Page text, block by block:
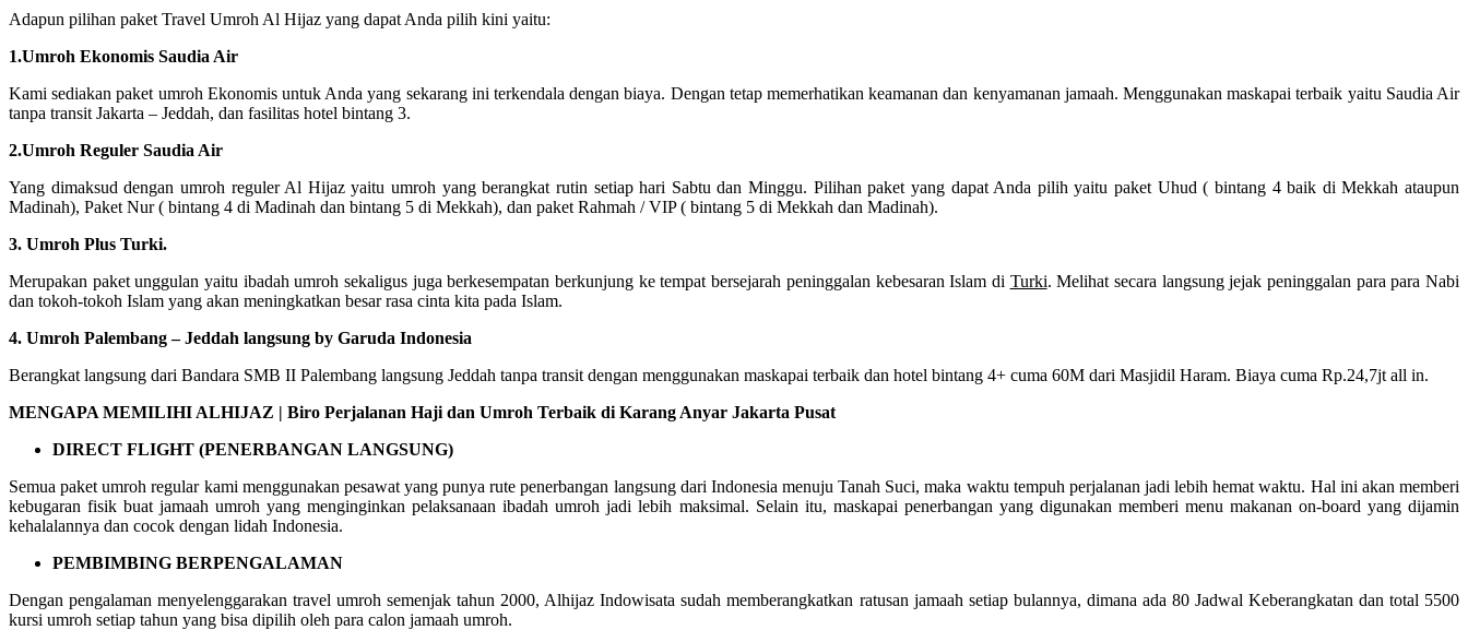
Adapun pilihan paket Travel Umroh Al Hijaz yang dapat Anda pilih kini yaitu:
1.Umroh Ekonomis Saudia Air
Kami sediakan paket umroh Ekonomis untuk Anda yang sekarang ini terkendala dengan biaya. Dengan tetap memerhatikan keamanan dan kenyamanan jamaah. Menggunakan maskapai terbaik yaitu Saudia Air
tanpa transit Jakarta – Jeddah, dan fasilitas hotel bintang 3.
2.Umroh Reguler Saudia Air
Yang dimaksud dengan umroh reguler Al Hijaz yaitu umroh yang berangkat rutin setiap hari Sabtu dan Minggu. Pilihan paket yang dapat Anda pilih yaitu paket Uhud ( bintang 4 baik di Mekkah ataupun
Madinah), Paket Nur ( bintang 4 di Madinah dan bintang 5 di Mekkah), dan paket Rahmah / VIP ( bintang 5 di Mekkah dan Madinah).
3. Umroh Plus Turki.
Merupakan paket unggulan yaitu ibadah umroh sekaligus juga berkesempatan berkunjung ke tempat bersejarah peninggalan kebesaran Islam di Turki. Melihat secara langsung jejak peninggalan para para Nabi
dan tokoh-tokoh Islam yang akan meningkatkan besar rasa cinta kita pada Islam.
4. Umroh Palembang – Jeddah langsung by Garuda Indonesia
Berangkat langsung dari Bandara SMB II Palembang langsung Jeddah tanpa transit dengan menggunakan maskapai terbaik dan hotel bintang 4+ cuma 60M dari Masjidil Haram. Biaya cuma Rp.24,7jt all in.
MENGAPA MEMILIHI ALHIJAZ | Biro Perjalanan Haji dan Umroh Terbaik di Karang Anyar Jakarta Pusat
DIRECT FLIGHT (PENERBANGAN LANGSUNG)
Semua paket umroh regular kami menggunakan pesawat yang punya rute penerbangan langsung dari Indonesia menuju Tanah Suci, maka waktu tempuh perjalanan jadi lebih hemat waktu. Hal ini akan memberi
kebugaran fisik buat jamaah umroh yang menginginkan pelaksanaan ibadah umroh jadi lebih maksimal. Selain itu, maskapai penerbangan yang digunakan memberi menu makanan on-board yang dijamin
kehalalannya dan cocok dengan lidah Indonesia.
PEMBIMBING BERPENGALAMAN
Dengan pengalaman menyelenggarakan travel umroh semenjak tahun 2000, Alhijaz Indowisata sudah memberangkatkan ratusan jamaah setiap bulannya, dimana ada 80 Jadwal Keberangkatan dan total 5500
kursi umroh setiap tahun yang bisa dipilih oleh para calon jamaah umroh.